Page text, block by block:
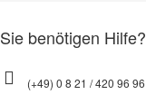
Sie benötigen Hilfe?
(+49) 0 8 21 / 420 96 96